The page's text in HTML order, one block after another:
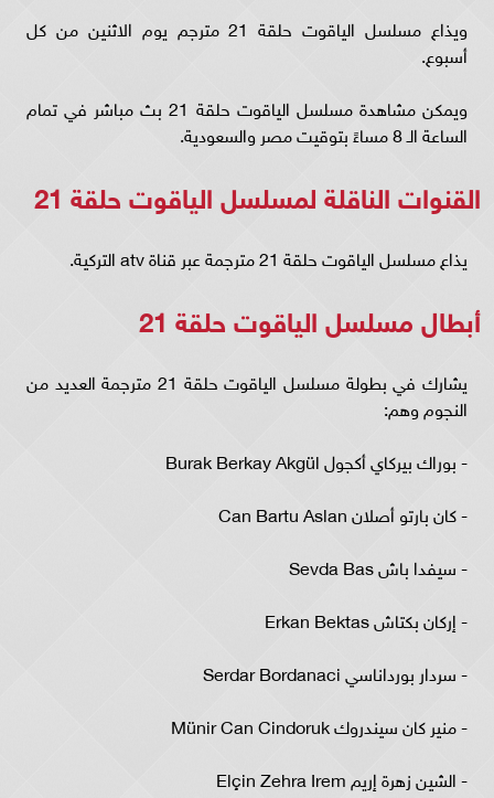
ويذاع مسلسل الياقوت حلقة 21 مترجم يوم الاثنين من كل
أسبوع.
ويمكن مشاهدة مسلسل الياقوت حلقة 21 بث مباشر في تمام
الساعة الـ 8 مساءً بتوقيت مصر والسعودية.
القنوات الناقلة لمسلسل الياقوت حلقة 21
يذاع مسلسل الياقوت حلقة 21 مترجمة عبر قناة atv التركية.
أبطال مسلسل الياقوت حلقة 21
يشارك في بطولة مسلسل الياقوت حلقة 21 مترجمة العديد من
النجوم وهم:
- بوراك بيركاي أكجول Burak Berkay Akgül
- كان بارتو أصلان Can Bartu Aslan
- سيفدا باش Sevda Bas
- إركان بكتاش Erkan Bektas
- سردار بورداناسي Serdar Bordanaci
- منير كان سيندروك Münir Can Cindoruk
- الشين زهرة إريم Elçin Zehra Irem